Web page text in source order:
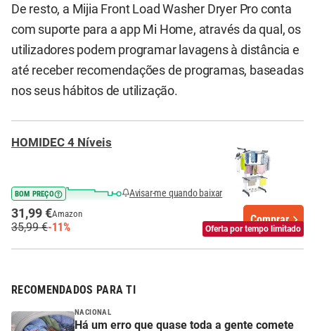
De resto, a Mijia Front Load Washer Dryer Pro conta
com suporte para a app Mi Home, através da qual, os
utilizadores podem programar lavagens à distância e
até receber recomendações de programas, baseadas
nos seus hábitos de utilização.
Oferta por tempo limitado
HOMIDEC 4 Níveis
BOM PREÇO Avisar-me quando baixar
31,99 €Amazon
35,99 €-11%
Comprar
RECOMENDADOS PARA TI
NACIONAL
Há um erro que quase toda a gente comete